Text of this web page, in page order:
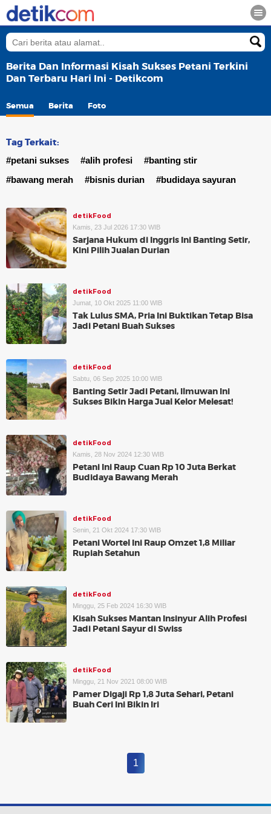
Berita Dan Informasi Kisah Sukses Petani Terkini
Dan Terbaru Hari Ini - Detikcom
Semua Berita Foto
Tag Terkait:
#petani sukses #alih profesi
#banting stir
#bawang merah
#bisnis durian #budidaya sayuran
detikFood
Kamis, 23 Jul 2026 17:30 WIB
Sarjana Hukum di Inggris Ini Banting Setir,
Kini Pilih Jualan Durian
detikFood
Jumat, 10 Okt 2025 11:00 WIB
Tak Lulus SMA, Pria Ini Buktikan Tetap Bisa
Jadi Petani Buah Sukses
detikFood
Sabtu, 06 Sep 2025 10:00 WIB
Banting Setir Jadi Petani, Ilmuwan Ini
Sukses Bikin Harga Jual Kelor Melesat!
detikFood
Kamis, 28 Nov 2024 12:30 WIB
Petani Ini Raup Cuan Rp 10 Juta Berkat
Budidaya Bawang Merah
detikFood
Senin, 21 Okt 2024 17:30 WIB
Petani Wortel Ini Raup Omzet 1,8 Miliar
Rupiah Setahun
detikFood
Minggu, 25 Feb 2024 16:30 WIB
Kisah Sukses Mantan Insinyur Alih Profesi
Jadi Petani Sayur di Swiss
detikFood
Minggu, 21 Nov 2021 08:00 WIB
Pamer Digaji Rp 1,8 Juta Sehari, Petani
Buah Ceri Ini Bikin Iri
1